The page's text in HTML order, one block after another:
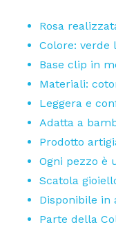
Rosa
Colore: verde
Base clip in
Materiali:
Leggera e
Adatta a
Prodotto
Ogni pezzo è
Scatola
Disponibile in
Parte della